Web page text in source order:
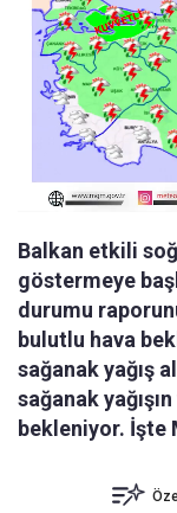
Balkan etkili
göstermeye
durumu
bulutlu hava
sağanak yağış
sağanak
bekleniyor. İşte